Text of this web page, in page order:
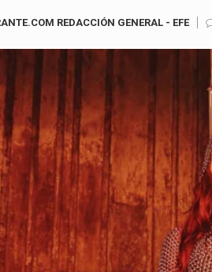
REDACCIÓN GENERAL - EFE